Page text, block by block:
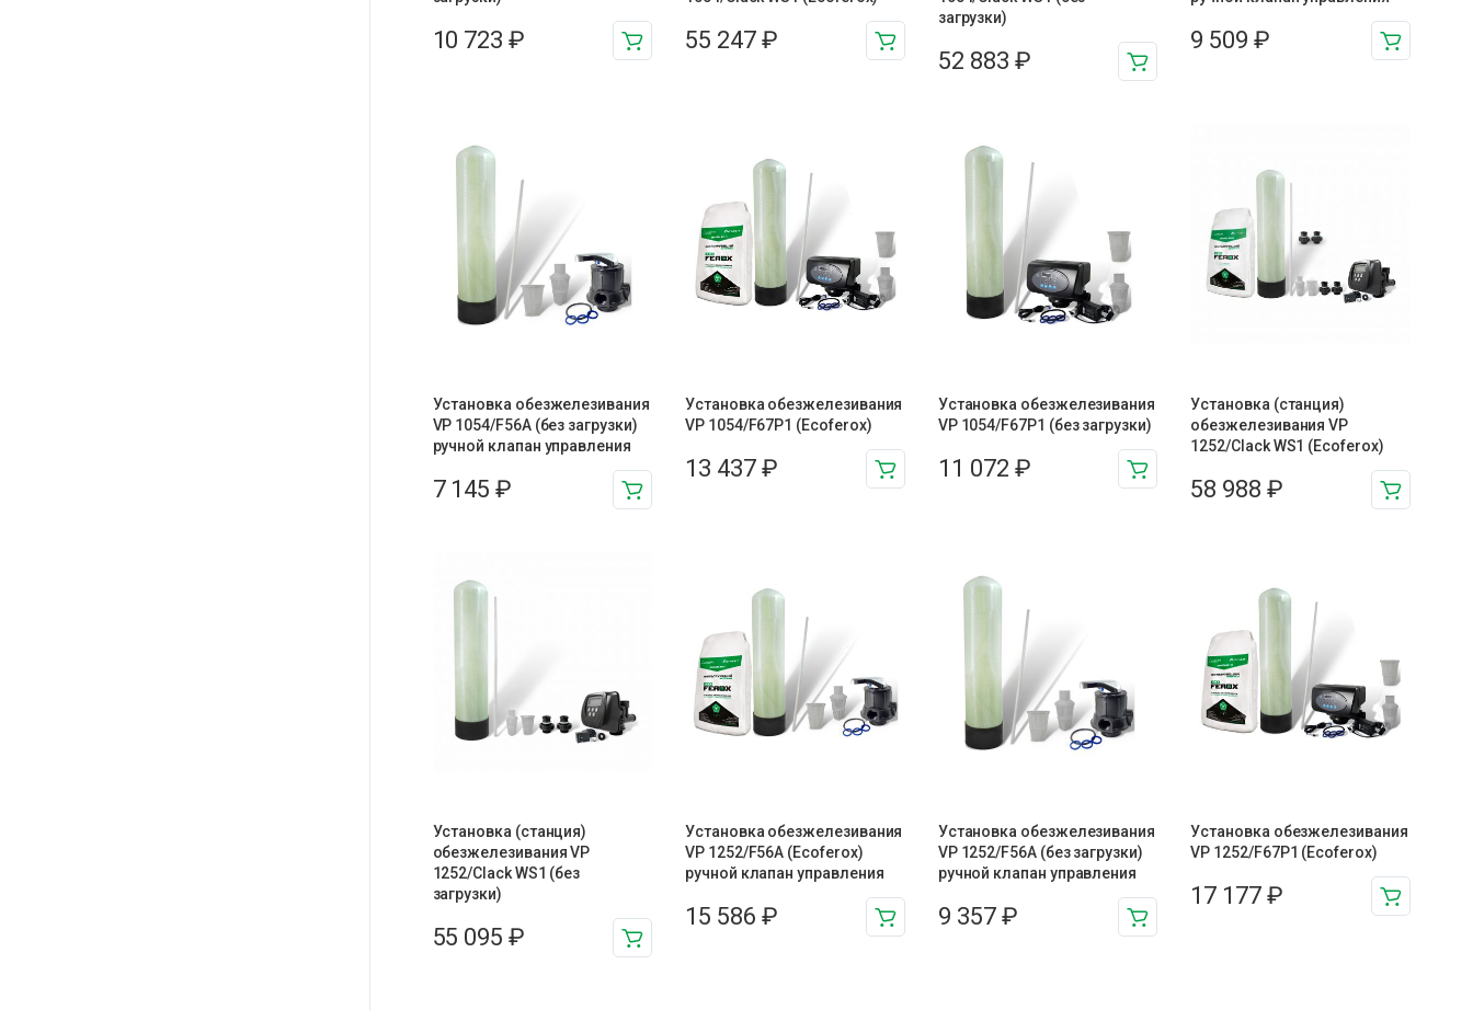
10 723₽ 55 247 ₽
загрузки)
52 883 ₽
9 509₽
Установка обезжелезивания
VP 1054/F56A (без загрузки)
ручной клапан управления
7 145₽
Установка обезжелезивания
VP 1054/F67P1 (Ecoferox)
13 437 ₽
Установка обезжелезивания
VP 1054/F67P1 (без загрузки)
11 072 ₽
Установка (станция)
обезжелезивания VP
1252/Clack WS1 (Ecoferox)
58 988₽
Установка (станция)
обезжелезивания VP
1252/Clack WS1 (без
загрузки)
55 095₽
Установка обезжелезивания
VP 1252/F56A (Ecoferox)
ручной клапан управления
15 586 ₽
Установка обезжелезивания
VP 1252/F56A (без загрузки)
ручной клапан управления
9 357 ₽
Установка обезжелезивания
VP 1252/F67P1 (Ecoferox)
17 177₽